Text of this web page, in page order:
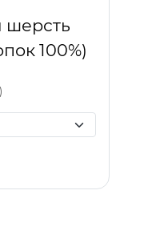
шерсть
100%)